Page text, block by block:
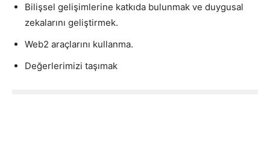
Bilişsel gelişimlerine katkıda bulunmak ve duygusal
zekalarını geliştirmek.
Web2 araçlarını kullanma.
Değerlerimizi taşımak